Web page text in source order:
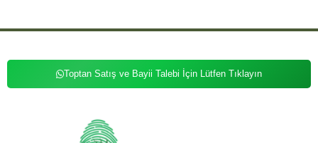
Toptan Satış ve Bayii Talebi İçin Lütfen Tıklayın